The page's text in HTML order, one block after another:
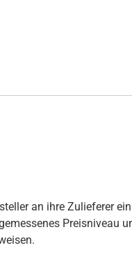
an ihre Zulieferer
Preisniveau